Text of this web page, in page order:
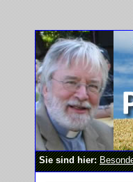
Sie sind hier: